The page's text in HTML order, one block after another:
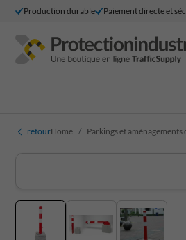
Production durable Paiement directe et
retourHome Parkings et aménagements